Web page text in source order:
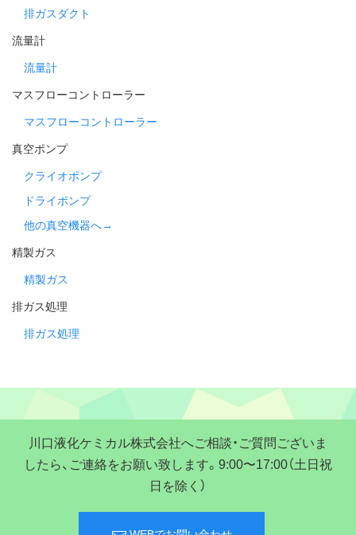
排ガスダクト
流量計
流量計
マスフローコントローラー
マスフローコントローラー
真空ポンプ
クライオポンプ
ドライポンプ
他の真空機器へ→
精製ガス
精製ガス
排ガス処理
排ガス処理
川口液化ケミカル株式会社へご相談・ご質問ございま
したら、ご連絡をお願い致します。9:00〜17:00（土日祝
日を除く）